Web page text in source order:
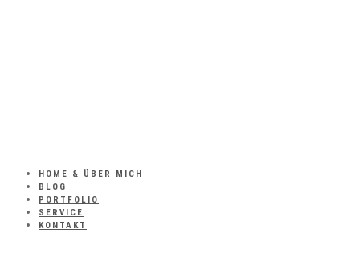
HOME & ÜBER MICH
BLOG
PORTFOLIO
SERVICE
KONTAKT